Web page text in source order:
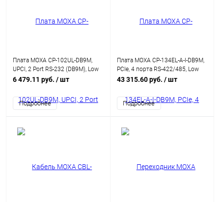
Плата MOXA CP-102UL-DB9M,
UPCI, 2 Port RS-232 (DB9M), Low
Profile, кабель в комплекте
6 479.11 руб. / шт
Подробнее
Плата MOXA CP-134EL-A-I-DB9M,
PCIe, 4 порта RS-422/485, Low
Profile, кабель в комплекте
43 315.60 руб. / шт
Подробнее